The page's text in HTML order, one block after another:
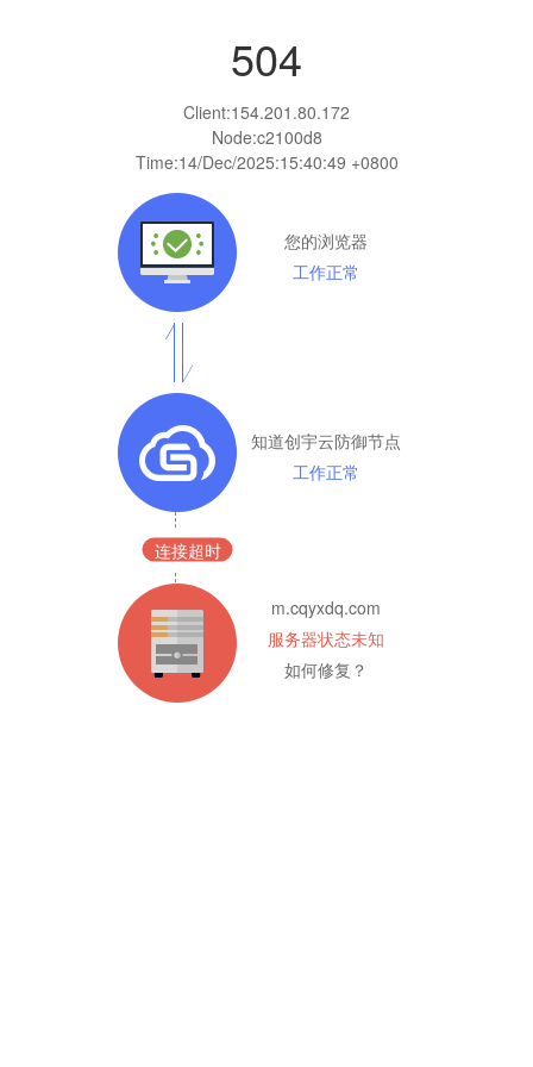
504
Client:154.201.80.172
Node:c2100d8
Time:14/Dec/2025:15:40:49 +0800
您的浏览器
工作正常
知道创宇云防御节点
工作正常
连接超时
m.cqyxdq.com
服务器状态未知
如何修复？